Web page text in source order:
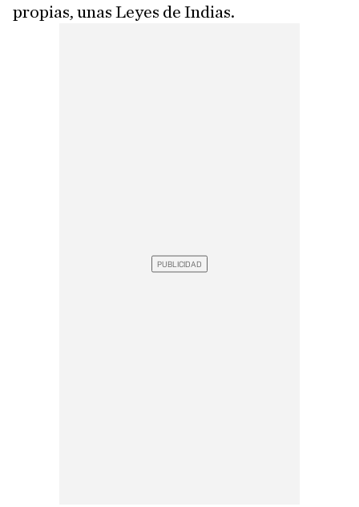
propias, unas Leyes de Indias.